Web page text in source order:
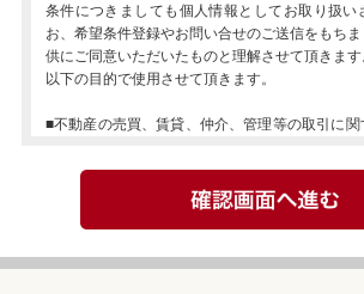
条件につきましても個人情報としてお取り扱い
お、希望条件登録やお問い合せのご送信をもち
供にご同意いただいたものと理解させて頂きま
以下の目的で使用させて頂きます。
■不動産の売買、賃貸、仲介、管理等の取引に関
■上記1の利用目的の達成に必要な範囲での、個
■当社が取り扱う商品に関する契約の履行、情報